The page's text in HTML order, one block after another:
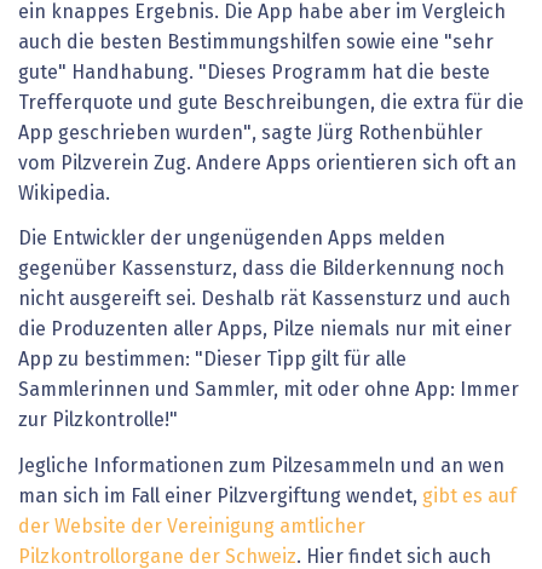
ein knappes Ergebnis. Die App habe aber im Vergleich
auch die besten Bestimmungshilfen sowie eine "sehr
gute" Handhabung. "Dieses Programm hat die beste
Trefferquote und gute Beschreibungen, die extra für die
App geschrieben wurden", sagte Jürg Rothenbühler
vom Pilzverein Zug. Andere Apps orientieren sich oft an
Wikipedia.
Die Entwickler der ungenügenden Apps melden
gegenüber Kassensturz, dass die Bilderkennung noch
nicht ausgereift sei. Deshalb rät Kassensturz und auch
die Produzenten aller Apps, Pilze niemals nur mit einer
App zu bestimmen: "Dieser Tipp gilt für alle
Sammlerinnen und Sammler, mit oder ohne App: Immer
zur Pilzkontrolle!"
Jegliche Informationen zum Pilzesammeln und an wen
man sich im Fall einer Pilzvergiftung wendet, gibt es auf
der Website der Vereinigung amtlicher
Pilzkontrollorgane der Schweiz. Hier findet sich auch